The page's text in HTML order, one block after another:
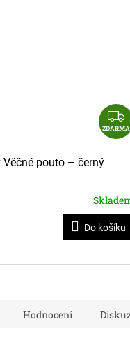
ZDARMA
pouto – černý
Do košíku
Hodnocení